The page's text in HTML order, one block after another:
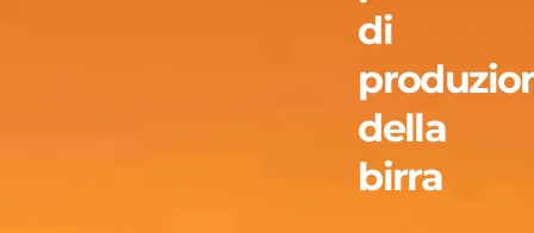
di
della
birra